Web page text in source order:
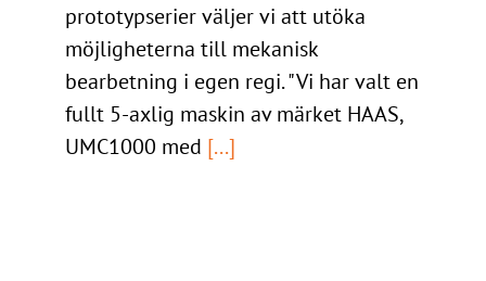
prototypserier väljer vi att utöka
möjligheterna till mekanisk
bearbetning i egen regi. "Vi har valt en
fullt 5-axlig maskin av märket HAAS,
UMC1000 med [...]